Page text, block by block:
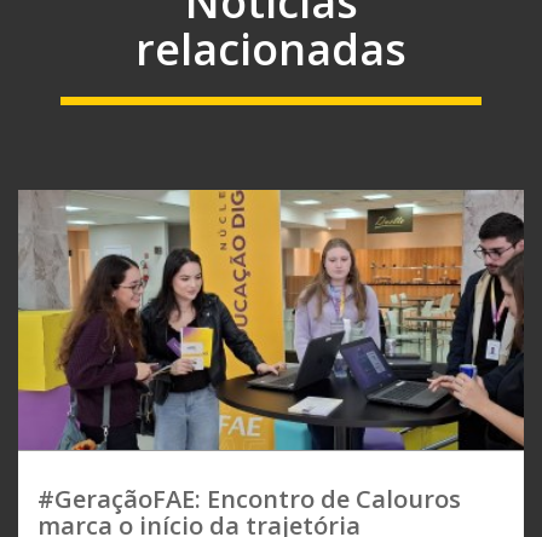
relacionadas
#GeraçãoFAE: Encontro de Calouros
marca o início da trajetória